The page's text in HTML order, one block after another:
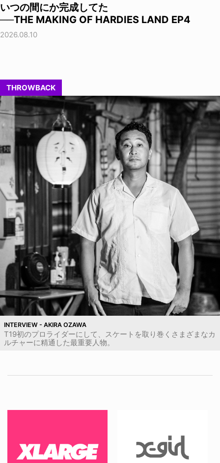
いつの間にか完成してた
──THE MAKING OF HARDIES LAND EP4
2026.08.10
THROWBACK
INTERVIEW - AKIRA OZAWA
T19初のプロライダーにして、スケートを取り巻くさまざまなカ
ルチャーに精通した最重要人物。